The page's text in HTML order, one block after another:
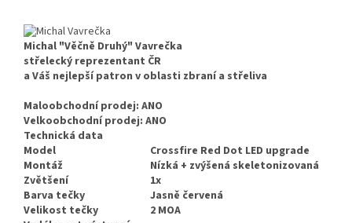
Michal "Věčně Druhý" Vavrečka
střelecký reprezentant ČR
a Váš nejlepší patron v oblasti zbraní a střeliva
Maloobchodní prodej: ANO
Velkoobchodní prodej: ANO
Technická data
Model
Crossfire Red Dot LED upgrade
Montáž
Nízká + zvýšená skeletonizovaná
Zvětšení
1x
Barva tečky
Jasně červená
Velikost tečky
2 MOA